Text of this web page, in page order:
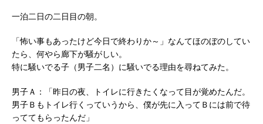
一泊二日の二日目の朝。
「怖い事もあったけど今日で終わりか～」なんてほのぼのしてい
たら、何やら廊下が騒がしい。
特に騒いでる子（男子二名）に騒いでる理由を尋ねてみた。
男子Ａ：「昨日の夜、トイレに行きたくなって目が覚めたんだ。
男子Ｂもトイレ行くっていうから、僕が先に入ってＢには前で待
っててもらったんだ」